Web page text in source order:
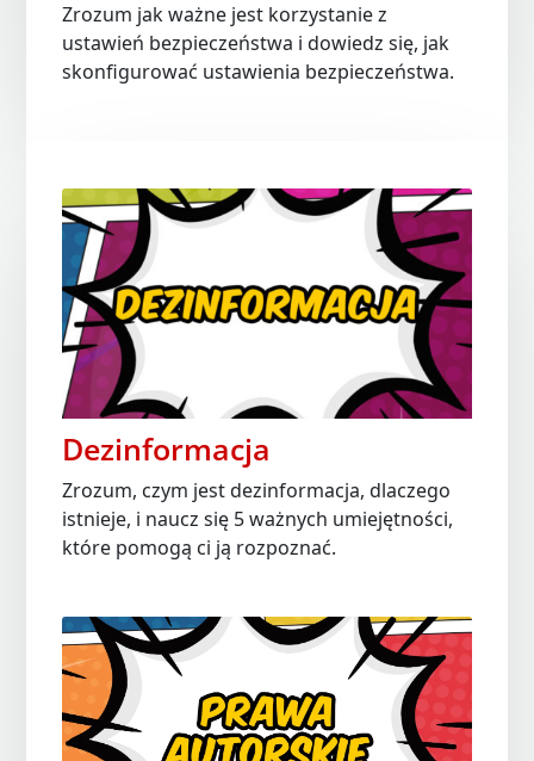
Zrozum jak ważne jest korzystanie z
ustawień bezpieczeństwa i dowiedz się, jak
skonfigurować ustawienia bezpieczeństwa.
Dezinformacja
Zrozum, czym jest dezinformacja, dlaczego
istnieje, i naucz się 5 ważnych umiejętności,
które pomogą ci ją rozpoznać.